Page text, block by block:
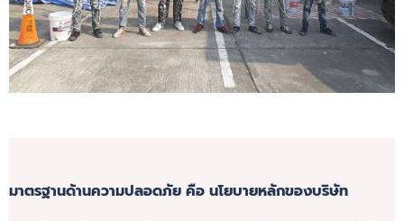
มาตรฐานด้านความปลอดภัย คือ นโยบายหลักของบริษัท